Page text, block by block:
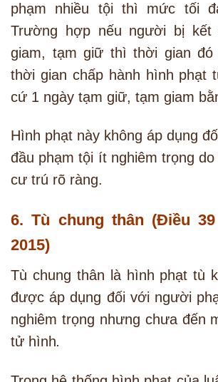
phạm nhiều tội thì mức tối
Trường hợp nếu người bị
giam, tạm giữ thì thời gian
thời gian chấp hành hình phạt
cứ 1 ngày tạm giữ, tạm giam
Hình phạt này không áp dụng
đầu phạm tội ít nghiêm trọng
cư trú rõ ràng.
6. Tù chung thân (Điều
2015)
Tù chung thân là hình phạt tù
được áp dụng đối với người
nghiêm trọng nhưng chưa đến
tử hình.